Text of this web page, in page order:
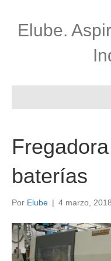
Elube.
baterías
Por Elube | 4 marzo, 2018